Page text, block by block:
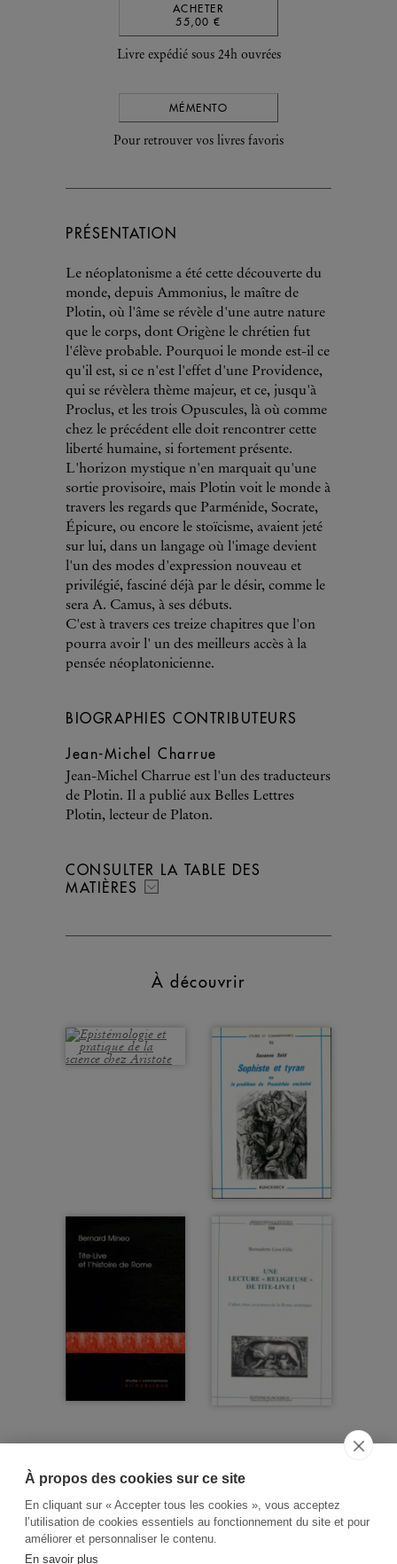
À propos des cookies sur ce site
En cliquant sur « Accepter tous les cookies », vous acceptez
l’utilisation de cookies essentiels au fonctionnement du site et pour
améliorer et personnaliser le contenu.
En savoir plus
ACHETER
55,00 €
Livre expédié sous 24h ouvrées
MÉMENTO
Pour retrouver vos livres favoris
PRÉSENTATION
Le néoplatonisme a été cette découverte du
monde, depuis Ammonius, le maître de
Plotin, où l'âme se révèle d'une autre nature
que le corps, dont Origène le chrétien fut
l'élève probable. Pourquoi le monde est-il ce
qu'il est, si ce n'est l'effet d'une Providence,
qui se révèlera thème majeur, et ce, jusqu'à
Proclus, et les trois Opuscules, là où comme
chez le précédent elle doit rencontrer cette
liberté humaine, si fortement présente.
L'horizon mystique n'en marquait qu'une
sortie provisoire, mais Plotin voit le monde à
travers les regards que Parménide, Socrate,
Épicure, ou encore le stoïcisme, avaient jeté
sur lui, dans un langage où l'image devient
l'un des modes d'expression nouveau et
privilégié, fasciné déjà par le désir, comme le
sera A. Camus, à ses débuts.
C'est à travers ces treize chapitres que l'on
pourra avoir l' un des meilleurs accès à la
pensée néoplatonicienne.
BIOGRAPHIES CONTRIBUTEURS
Jean-Michel Charrue
Jean-Michel Charrue est l'un des traducteurs
de Plotin. Il a publié aux Belles Lettres
Plotin, lecteur de Platon.
CONSULTER LA TABLE DES
MATIÈRES
À découvrir
RECHERCHE THÉMATIQUE
RIGHTS & PERMISSIONS